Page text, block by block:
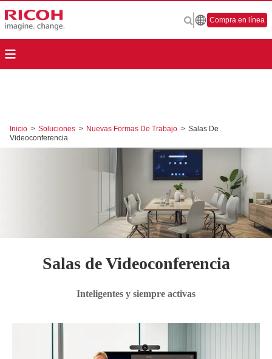
Compra en línea
Inicio > Soluciones > Nuevas Formas De Trabajo > Salas De
Videoconferencia
Salas de Videoconferencia
Inteligentes y siempre activas